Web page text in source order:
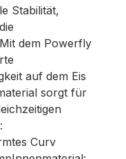
Stabilität,
dem Powerfly
auf dem Eis
sorgt für
Curv